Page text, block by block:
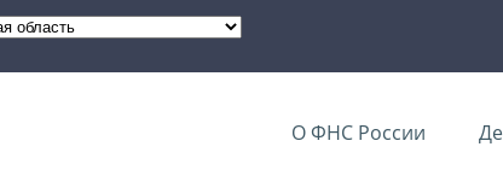
О ФНС России